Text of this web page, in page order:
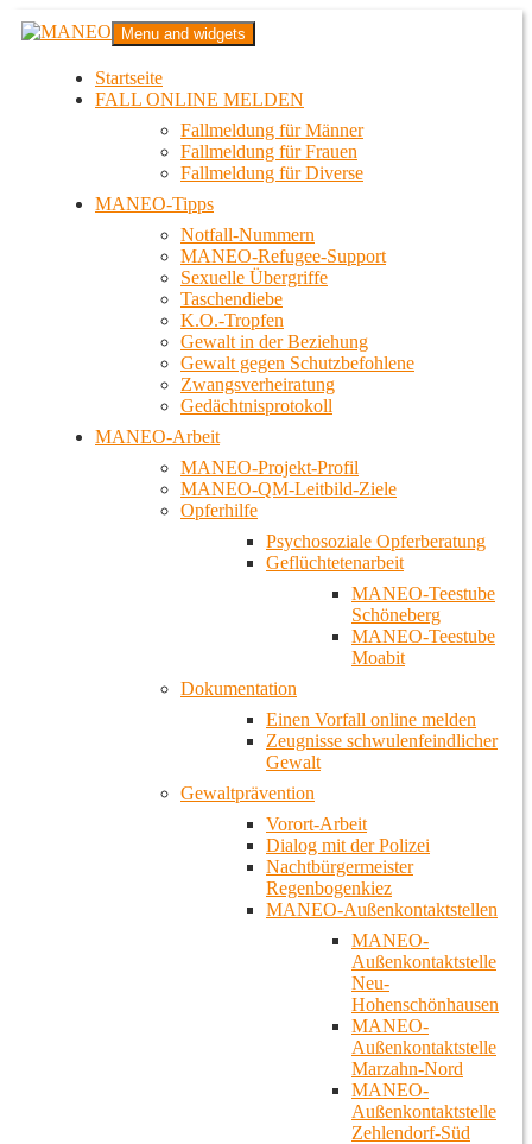
Zum
InhaltMANEO
Das schwule Anti-Gewalt-Projekt in Berlin
Menu and widgets
Startseite
FALL ONLINE MELDEN
Fallmeldung für Männer
Fallmeldung für Frauen
Fallmeldung für Diverse
MANEO-Tipps
Notfall-Nummern
MANEO-Refugee-Support
Sexuelle Übergriffe
Taschendiebe
K.O.-Tropfen
Gewalt in der Beziehung
Gewalt gegen Schutzbefohlene
Zwangsverheiratung
Gedächtnisprotokoll
MANEO-Arbeit
MANEO-Projekt-Profil
MANEO-QM-Leitbild-Ziele
Opferhilfe
Psychosoziale Opferberatung
Geflüchtetenarbeit
MANEO-Teestube
Schöneberg
MANEO-Teestube
Moabit
Dokumentation
Einen Vorfall online melden
Zeugnisse schwulenfeindlicher
Gewalt
Gewaltprävention
Vorort-Arbeit
Dialog mit der Polizei
Nachtbürgermeister
Regenbogenkiez
MANEO-Außenkontaktstellen
MANEO-
Außenkontaktstelle
Neu-
Hohenschönhausen
MANEO-
Außenkontaktstelle
Marzahn-Nord
MANEO-
Außenkontaktstelle
Zehlendorf-Süd